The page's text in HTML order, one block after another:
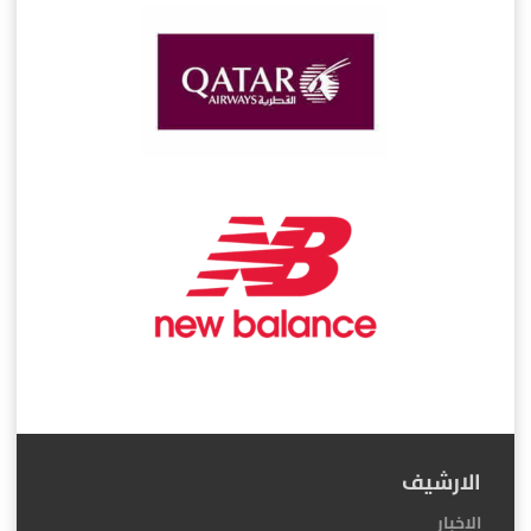
الارشيف
الاخبار